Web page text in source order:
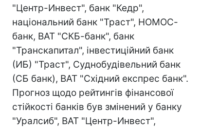
"Центр-Инвест", банк "Кедр",
національний банк "Траст", НОМОС-
банк, ВАТ "СКБ-банк", банк
"Транскапитал", інвестиційний банк
(ИБ) "Траст", Суднобудівельний банк
(СБ банк), ВАТ "Східний експрес банк".
Прогноз щодо рейтингів фінансової
стійкості банків був змінений у банку
"Уралсиб", ВАТ "Центр-Инвест",